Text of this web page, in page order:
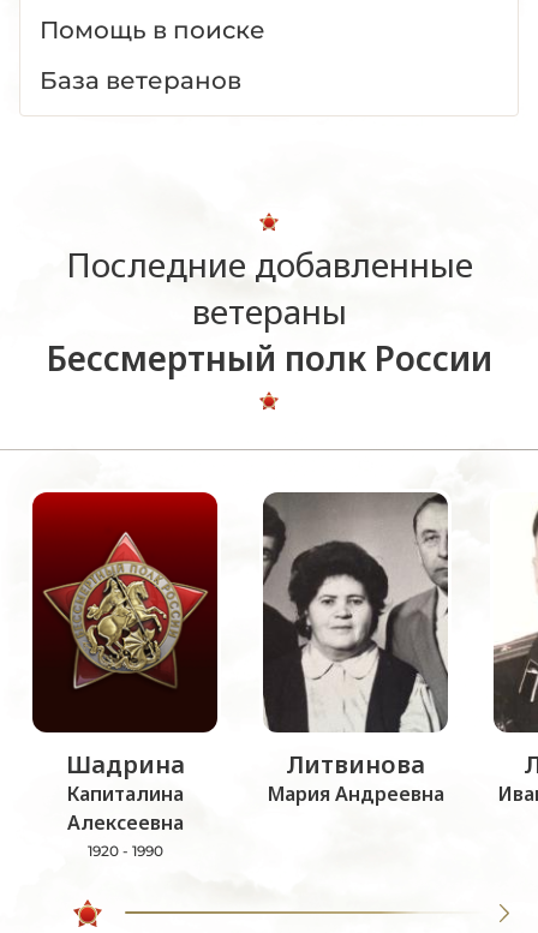
Помощь в поиске
База ветеранов
Последние добавленные
ветераны
Бессмертный полк России
Шадрина
Капиталина
Алексеевна
1920 - 1990
Литвинова
Мария Андреевна